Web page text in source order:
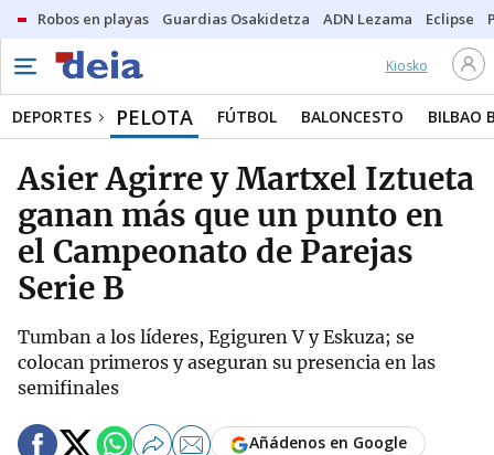
Robos en playas Guardias Osakidetza ADN Lezama Eclipse
Kiosko
DEPORTES PELOTA FÚTBOL BALONCESTO BILBAO
Asier Agirre y Martxel Iztueta
ganan más que un punto en
el Campeonato de Parejas
Serie B
Tumban a los líderes, Egiguren V y Eskuza; se
colocan primeros y aseguran su presencia en las
semifinales
Añádenos en Google